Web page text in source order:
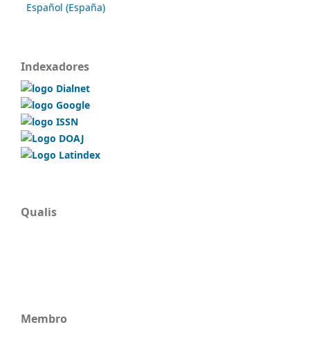
Español (España)
Indexadores
Qualis
Membro